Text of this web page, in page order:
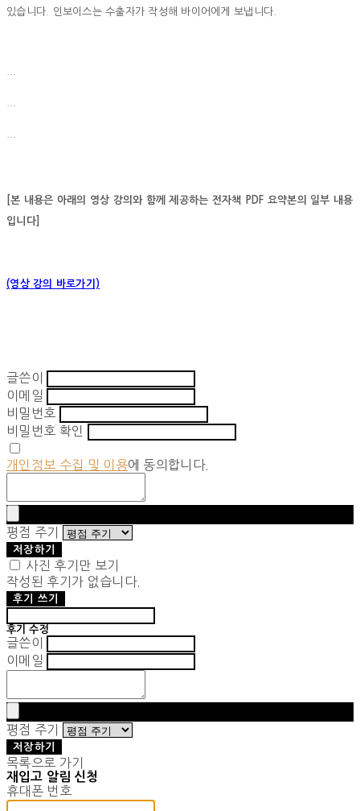
있습니다. 인보이스는 수출자가 작성해 바이어에게 보냅니다.
…
…
…
[본 내용은 아래의 영상 강의와 함께 제공하는 전자책 PDF 요약본의 일부 내용
입니다]
(영상 강의 바로가기)
글쓴이
이메일
비밀번호
비밀번호 확인
개인정보 수집 및 이용에 동의합니다.
평점 주기
저장하기
사진 후기만 보기
작성된 후기가 없습니다.
후기 쓰기
후기 수정
글쓴이
이메일
평점 주기
저장하기
목록으로 가기
재입고 알림 신청
휴대폰 번호